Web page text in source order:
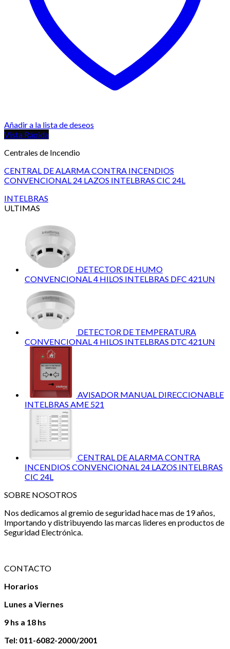
Añadir a la lista de deseos
Vista Rápida
Centrales de Incendio
CENTRAL DE ALARMA CONTRA INCENDIOS
CONVENCIONAL 24 LAZOS INTELBRAS CIC 24L
INTELBRAS
ULTIMAS
DETECTOR DE HUMO
CONVENCIONAL 4 HILOS INTELBRAS DFC 421UN
DETECTOR DE TEMPERATURA
CONVENCIONAL 4 HILOS INTELBRAS DTC 421UN
AVISADOR MANUAL DIRECCIONABLE
INTELBRAS AME 521
CENTRAL DE ALARMA CONTRA
INCENDIOS CONVENCIONAL 24 LAZOS INTELBRAS
CIC 24L
SOBRE NOSOTROS
Nos dedicamos al gremio de seguridad hace mas de 19 años,
Importando y distribuyendo las marcas lideres en productos de
Seguridad Electrónica.
CONTACTO
Horarios
Lunes a Viernes
9 hs a 18 hs
Tel: 011-6082-2000/2001